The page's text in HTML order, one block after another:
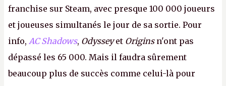
franchise sur Steam, avec presque 100 000 joueurs
et joueuses simultanés le jour de sa sortie. Pour
info, AC Shadows, Odysseyet Originsn'ont pas
dépassé les 65 000. Mais il faudra sûrement
beaucoup plus de succès comme celui-là pour